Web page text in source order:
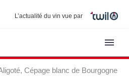
L’actualité du vin vue par
Cépage blanc de Bourgogne